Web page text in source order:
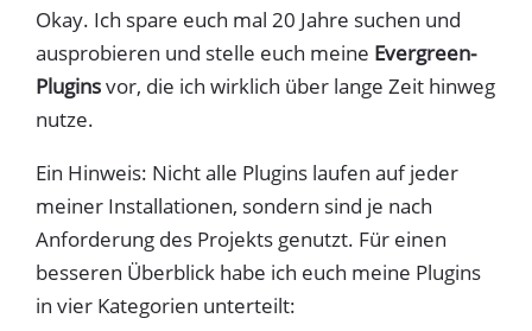
Okay. Ich spare euch mal 20 Jahre suchen und
ausprobieren und stelle euch meine Evergreen-
Pluginsvor, die ich wirklich über lange Zeit hinweg
nutze.
Ein Hinweis: Nicht alle Plugins laufen auf jeder
meiner Installationen, sondern sind je nach
Anforderung des Projekts genutzt. Für einen
besseren Überblick habe ich euch meine Plugins
in vier Kategorien unterteilt: